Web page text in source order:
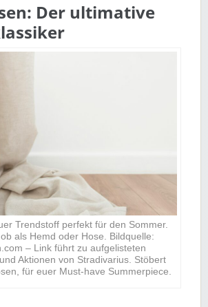
Der ultimative
Trendstoff perfekt für den Sommer.
als Hemd oder Hose. Bildquelle:
– Link führt zu aufgelisteten
Aktionen von Stradivarius. Stöbert
für euer Must-have Summerpiece.